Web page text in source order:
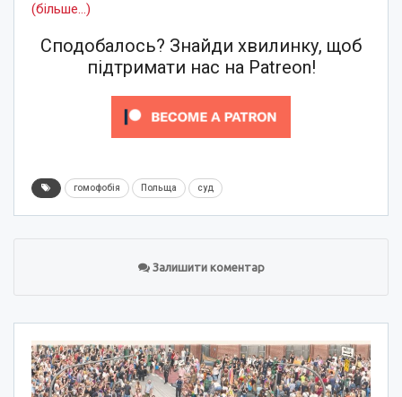
(більше…)
Сподобалось? Знайди хвилинку, щоб
підтримати нас на Patreon!
гомофобія Польща суд
Залишити коментар